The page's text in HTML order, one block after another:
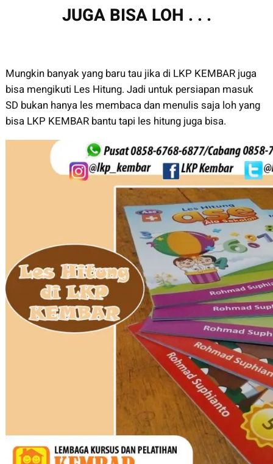
JUGA BISA LOH . . .
Mungkin banyak yang baru tau jika di LKP KEMBAR juga
bisa mengikuti Les Hitung. Jadi untuk persiapan masuk
SD bukan hanya les membaca dan menulis saja loh yang
bisa LKP KEMBAR bantu tapi les hitung juga bisa.